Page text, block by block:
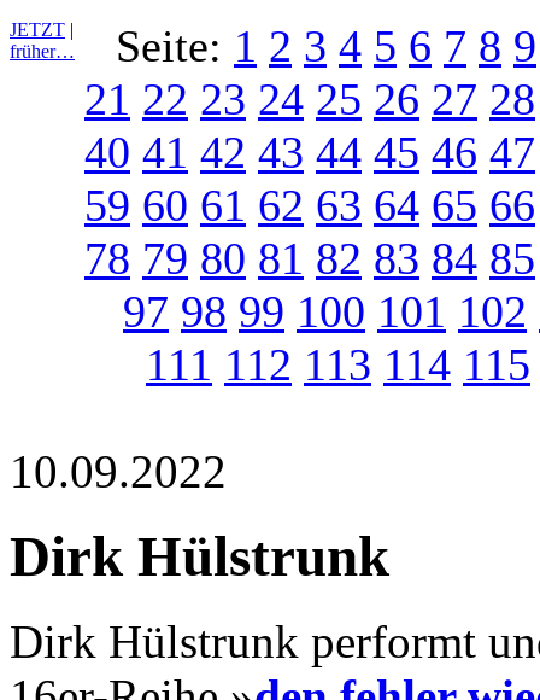
JETZT |
früher…
Seite: 1 2 3 4 5 6 7 8 9
21 22 23 24 25 26 27 28
40 41 42 43 44 45 46 47
59 60 61 62 63 64 65 66
78 79 80 81 82 83 84 85
97 98 99 100 101 102
111 112 113 114 115
10.09.2022
Dirk Hülstrunk
Dirk Hülstrunk performt